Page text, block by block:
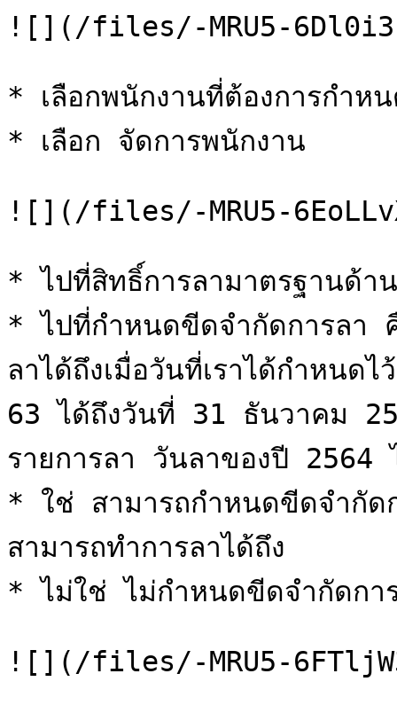
![](/files/-MRU5-
* เลือกพนักงานที่ต้องการกำห
* เลือก จัดการพนักงาน
![](/files/-MRU5-
* ไปที่สิทธิ์การลามาตรฐานด้
* ไปที่กำหนดขีดจำกัดการลา
ลาได้ถึงเมื่อวันที่เราได้กำหนด
63 ได้ถึงวันที่ 31 ธันวาคม
รายการลา วันลาของปี 2564
* ใช่ สามารถกำหนดขีดจำกัด
สามารถทำการลาได้ถึง
* ไม่ใช่ ไม่กำหนดขีดจำกัดกา
![](/files/-MRU5-